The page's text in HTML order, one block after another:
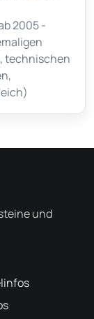
2005 -
technischen
und